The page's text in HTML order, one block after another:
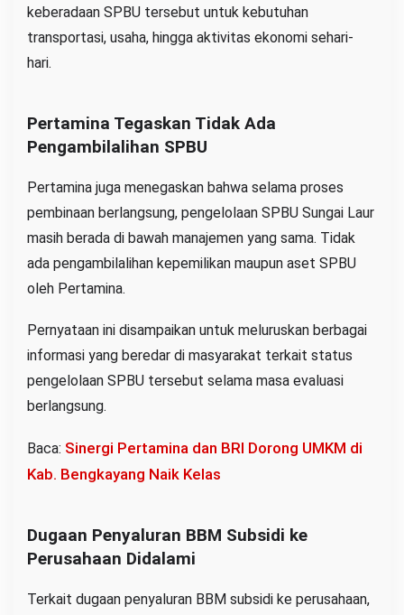
keberadaan SPBU tersebut untuk kebutuhan
transportasi, usaha, hingga aktivitas ekonomi sehari-
hari.
Pertamina Tegaskan Tidak Ada
Pengambilalihan SPBU
Pertamina juga menegaskan bahwa selama proses
pembinaan berlangsung, pengelolaan SPBU Sungai Laur
masih berada di bawah manajemen yang sama. Tidak
ada pengambilalihan kepemilikan maupun aset SPBU
oleh Pertamina.
Pernyataan ini disampaikan untuk meluruskan berbagai
informasi yang beredar di masyarakat terkait status
pengelolaan SPBU tersebut selama masa evaluasi
berlangsung.
Baca: Sinergi Pertamina dan BRI Dorong UMKM di
Kab. Bengkayang Naik Kelas
Dugaan Penyaluran BBM Subsidi ke
Perusahaan Didalami
Terkait dugaan penyaluran BBM subsidi ke perusahaan,